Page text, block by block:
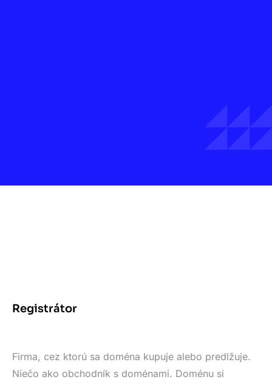
Registrátor
Firma, cez ktorú sa doména kupuje alebo predlžuje.
Niečo ako obchodník s doménami. Doménu si